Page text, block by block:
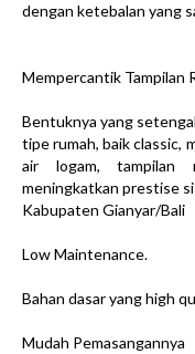
dengan ketebalan yang
Mempercantik Tampilan
Bentuknya yang
tipe rumah, baik classic,
air logam, tampilan
meningkatkan prestise
Kabupaten Gianyar/Bali
Low Maintenance.
Bahan dasar yang high
Mudah Pemasangannya